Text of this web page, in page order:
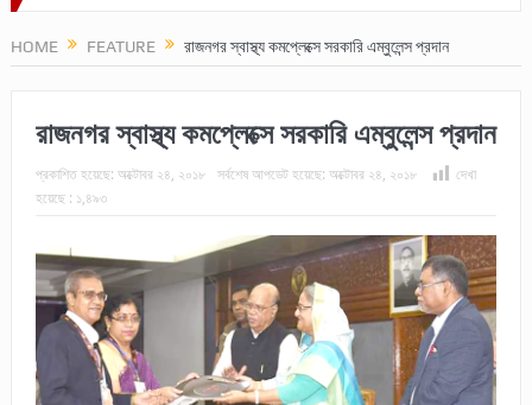
HOME FEATURE রাজনগর স্বাস্থ্য কমপ্লেক্সে সরকারি এম্বুলেন্স প্রদান
রাজনগর স্বাস্থ্য কমপ্লেক্সে সরকারি এম্বুলেন্স প্রদান
প্রকাশিত হয়েছে: অক্টোবর ২৪, ২০১৮ সর্বশেষ আপডেট হয়েছে: অক্টোবর ২৪, ২০১৮
দেখা
হয়েছে : ১,৪৯৩